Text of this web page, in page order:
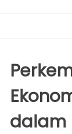
dalam